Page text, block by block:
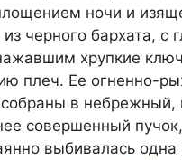
ночи и
черного бархата, с
хрупкие
плеч. Ее огненно-
в небрежный,
совершенный
выбивалась